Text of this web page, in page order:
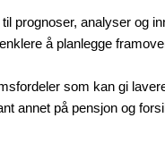
til prognoser, analyser og
å planlegge
som kan gi
annet på pensjon og